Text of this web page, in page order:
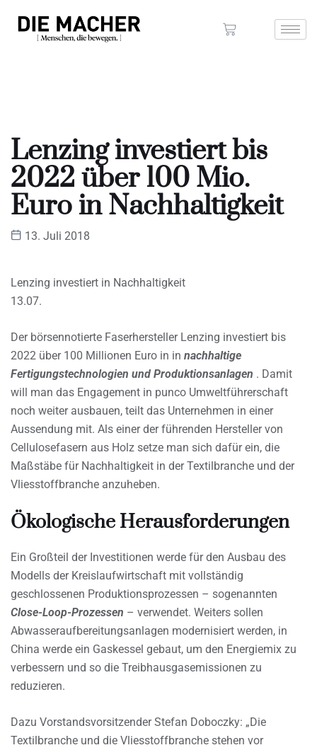
Lenzing investiert bis
2022 über 100 Mio.
Euro in Nachhaltigkeit
13. Juli 2018
Lenzing investiert in Nachhaltigkeit
13.07.
Der börsennotierte Faserhersteller Lenzing investiert bis
2022 über 100 Millionen Euro in in nachhaltige
Fertigungstechnologien und Produktionsanlagen . Damit
will man das Engagement in punco Umweltführerschaft
noch weiter ausbauen, teilt das Unternehmen in einer
Aussendung mit. Als einer der führenden Hersteller von
Cellulosefasern aus Holz setze man sich dafür ein, die
Maßstäbe für Nachhaltigkeit in der Textilbranche und der
Vliesstoffbranche anzuheben.
Ökologische Herausforderungen
Ein Großteil der Investitionen werde für den Ausbau des
Modells der Kreislaufwirtschaft mit vollständig
geschlossenen Produktionsprozessen – sogenannten
Close-Loop-Prozessen – verwendet. Weiters sollen
Abwasseraufbereitungsanlagen modernisiert werden, in
China werde ein Gaskessel gebaut, um den Energiemix zu
verbessern und so die Treibhausgasemissionen zu
reduzieren.
Dazu Vorstandsvorsitzender Stefan Doboczky: „Die
Textilbranche und die Vliesstoffbranche stehen vor